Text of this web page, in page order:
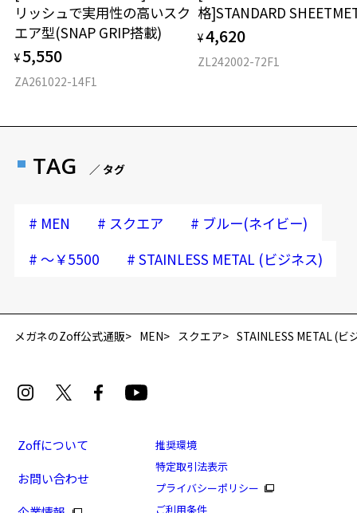
[アウトレット価格]STAINLESS METAL(ビジネス)
リッシュで実用性の高いスク
エア型(SNAP GRIP搭載)
¥ 5,550
ZA261022-14F1
格]STANDARD
¥4,620
ZL242002-72F1
TAG ／ タグ
# MEN # スクエア # ブルー(ネイビー)
# ～￥5500 # STAINLESS METAL (ビジネス)
メガネのZoff公式通販 MEN スクエア STAINLESS METAL (ビ
Zoffについて
お問い合わせ
推奨環境
特定取引法表示
プライバシーポリシー
ご利用条件